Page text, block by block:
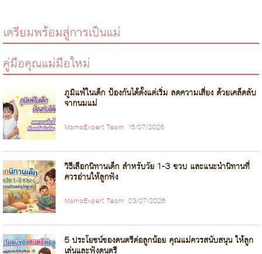
เตรียมพร้อมสู่การเป็นแม่
คู่มือคุณแม่มือใหม่
ภูมิแพ้ในเด็ก ป้องกันได้ตั้งแต่เริ่ม ลดความเสี่ยง ด้วยเคล็ดลับ
จากนมแม่
MamaExpert Team 15/07/2026
วิธีเลือกนิทานเด็ก สำหรับวัย 1-3 ขวบ และแนะนำนิทานที่
ควรอ่านให้ลูกฟัง
MamaExpert Team 03/07/2026
5 ประโยชน์ของดนตรีต่อลูกน้อย คุณแม่ควรสนับสนุน ให้ลูก
เล่นและฟังดนตรี